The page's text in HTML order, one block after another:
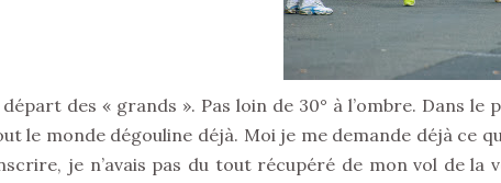
départ des « grands ». Pas loin de 30° à l’ombre.
le monde dégouline déjà. Moi je me demande déjà ce
je n’avais pas du tout récupéré de mon vol de